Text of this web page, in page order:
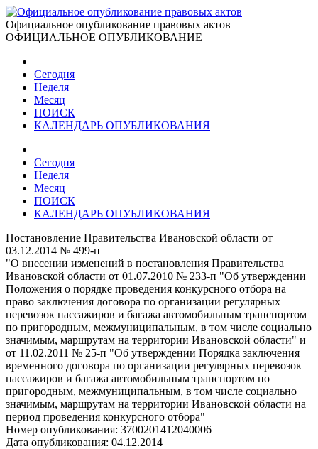
Официальное опубликование правовых актов
ОФИЦИАЛЬНОЕ ОПУБЛИКОВАНИЕ
Сегодня
Неделя
Месяц
ПОИСК
КАЛЕНДАРЬ ОПУБЛИКОВАНИЯ
Сегодня
Неделя
Месяц
ПОИСК
КАЛЕНДАРЬ ОПУБЛИКОВАНИЯ
Постановление Правительства Ивановской области от
03.12.2014 № 499-п
"О внесении изменений в постановления Правительства
Ивановской области от 01.07.2010 № 233-п "Об утверждении
Положения о порядке проведения конкурсного отбора на
право заключения договора по организации регулярных
перевозок пассажиров и багажа автомобильным транспортом
по пригородным, межмуниципальным, в том числе социально
значимым, маршрутам на территории Ивановской области" и
от 11.02.2011 № 25-п "Об утверждении Порядка заключения
временного договора по организации регулярных перевозок
пассажиров и багажа автомобильным транспортом по
пригородным, межмуниципальным, в том числе социально
значимым, маршрутам на территории Ивановской области на
период проведения конкурсного отбора"
Номер опубликования: 3700201412040006
Дата опубликования: 04.12.2014